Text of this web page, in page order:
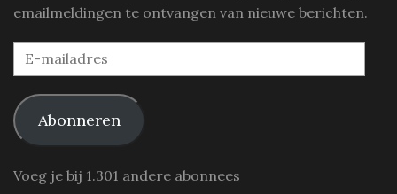
emailmeldingen te ontvangen van nieuwe berichten.
E-
mailadres
Abonneren
Voeg je bij 1.301 andere abonnees